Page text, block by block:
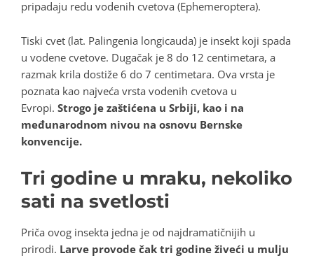
pripadaju redu vodenih cvetova (Ephemeroptera).
Tiski cvet (lat. Palingenia longicauda) je insekt koji spada
u vodene cvetove. Dugačak je 8 do 12 centimetara, a
razmak krila dostiže 6 do 7 centimetara. Ova vrsta je
poznata kao najveća vrsta vodenih cvetova u
Evropi. Strogo je zaštićena u Srbiji, kao i na
međunarodnom nivou na osnovu Bernske
konvencije.
Tri godine u mraku, nekoliko
sati na svetlosti
Priča ovog insekta jedna je od najdramatičnijih u
prirodi. Larve provode čak tri godine živeći u mulju